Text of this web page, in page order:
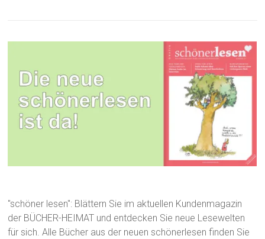
"schöner lesen": Blättern Sie im aktuellen Kundenmagazin
der BÜCHER-HEIMAT und entdecken Sie neue Lesewelten
für sich. Alle Bücher aus der neuen schönerlesen finden Sie